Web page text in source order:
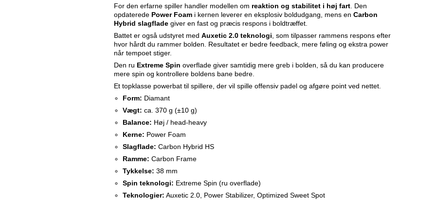
For den erfarne spiller handler modellen om reaktion og stabilitet i høj fart. Den
opdaterede Power Foam i kernen leverer en eksplosiv boldudgang, mens en Carbon
Hybrid slagflade giver en fast og præcis respons i boldtræffet.
Battet er også udstyret med Auxetic 2.0 teknologi, som tilpasser rammens respons efter
hvor hårdt du rammer bolden. Resultatet er bedre feedback, mere føling og ekstra power
når tempoet stiger.
Den ru Extreme Spin overflade giver samtidig mere greb i bolden, så du kan producere
mere spin og kontrollere boldens bane bedre.
Et topklasse powerbat til spillere, der vil spille offensiv padel og afgøre point ved nettet.
Form: Diamant
Vægt: ca. 370 g (±10 g)
Balance: Høj / head-heavy
Kerne: Power Foam
Slagflade: Carbon Hybrid HS
Ramme: Carbon Frame
Tykkelse: 38 mm
Spin teknologi: Extreme Spin (ru overflade)
Teknologier: Auxetic 2.0, Power Stabilizer, Optimized Sweet Spot